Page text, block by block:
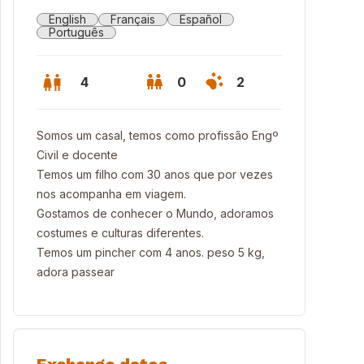
English Français
Español
Português
4 0 2
Somos um casal, temos como profissão Engº
Civil e docente
Temos um filho com 30 anos que por vezes
nos acompanha em viagem.
Gostamos de conhecer o Mundo, adoramos
costumes e culturas diferentes.
Temos um pincher com 4 anos. peso 5 kg,
adora passear